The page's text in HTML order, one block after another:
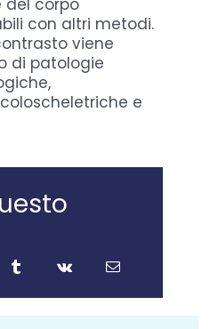
del corpo
con altri metodi.
viene
di patologie
e